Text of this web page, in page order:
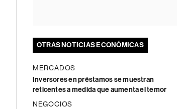
OTRAS NOTICIAS ECONÓMICAS
MERCADOS
Inversores en préstamos se muestran
reticentes a medida que aumenta el temor
NEGOCIOS